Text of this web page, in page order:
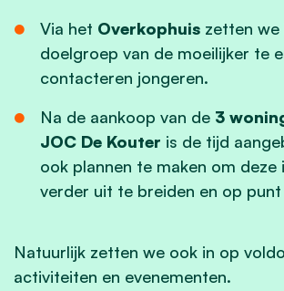
Via het Overkophuiszetten we
doelgroep van de moeilijker te
contacteren jongeren.
Na de aankoop van de 3
JOC De Kouter is de tijd
ook plannen te maken om
verder uit te breiden en op
Natuurlijk zetten we ook in op
activiteiten en evenementen.